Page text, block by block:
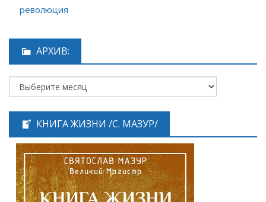
революция
АРХИВ:
КНИГА ЖИЗНИ /С. МАЗУР/